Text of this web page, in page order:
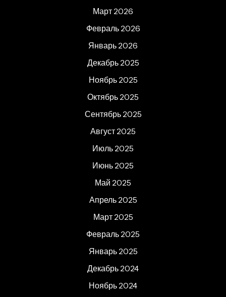
Март 2026
Февраль 2026
Январь 2026
Декабрь 2025
Ноябрь 2025
Октябрь 2025
Сентябрь 2025
Август 2025
Июль 2025
Июнь 2025
Май 2025
Апрель 2025
Март 2025
Февраль 2025
Январь 2025
Декабрь 2024
Ноябрь 2024